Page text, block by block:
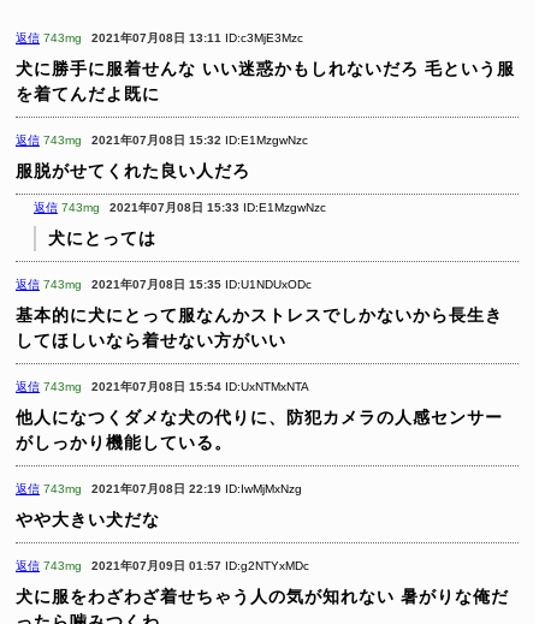
返信 743mg 2021年07月08日 13:11 ID:c3MjE3Mzc
犬に勝手に服着せんな いい迷惑かもしれないだろ 毛という服
を着てんだよ既に
返信 743mg 2021年07月08日 15:32 ID:E1MzgwNzc
服脱がせてくれた良い人だろ
返信 743mg 2021年07月08日 15:33 ID:E1MzgwNzc
犬にとっては
返信 743mg 2021年07月08日 15:35 ID:U1NDUxODc
基本的に犬にとって服なんかストレスでしかないから長生き
してほしいなら着せない方がいい
返信 743mg 2021年07月08日 15:54 ID:UxNTMxNTA
他人になつくダメな犬の代りに、防犯カメラの人感センサー
がしっかり機能している。
返信 743mg 2021年07月08日 22:19 ID:IwMjMxNzg
やや大きい犬だな
返信 743mg 2021年07月09日 01:57 ID:g2NTYxMDc
犬に服をわざわざ着せちゃう人の気が知れない 暑がりな俺だ